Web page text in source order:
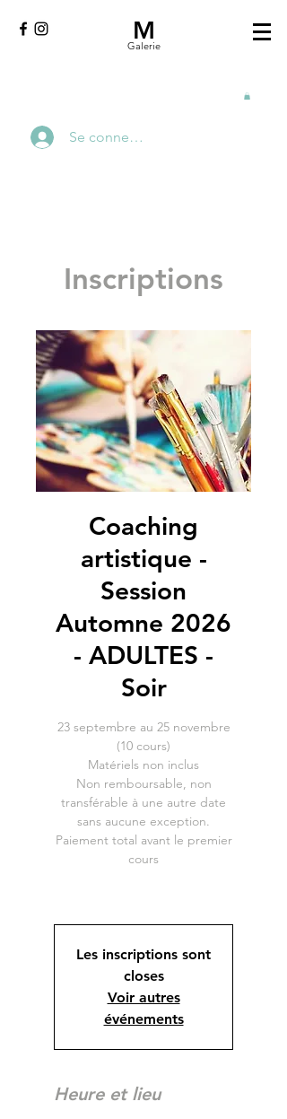
M
Galerie
Se connecter
Inscriptions
Coaching
artistique -
Session
Automne 2026
- ADULTES -
Soir
23 septembre au 25 novembre
(10 cours)
Matériels non inclus
Non remboursable, non
transférable à une autre date
sans aucune exception.
Paiement total avant le premier
cours
Les inscriptions sont
closes
Voir autres
événements
Heure et lieu